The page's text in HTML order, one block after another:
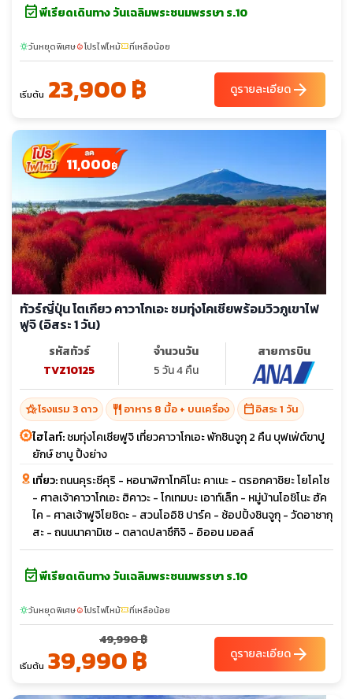
event_availableพีเรียดเดินทาง วันเฉลิมพระชนมพรรษา ร.10
sunnyวันหยุดพิเศษlocal_fire_departmentโปรไฟไหม้confirmation_numberที่เหลือน้อย
เริ่มต้น 23,900 ฿ ดูรายละเอียดarrow_forward
11,000฿
ทัวร์ญี่ปุ่น โตเกียว คาวาโกเอะ ชมทุ่งโคเชียพร้อมวิวภูเขาไฟ
ฟูจิ (อิสระ 1 วัน)
รหัสทัวร์
TVZ10125
จำนวนวัน
5 วัน 4 คืน
สายการบิน
hotel_classโรงแรม 3 ดาว restaurant อาหาร 8 มื้อ + บนเครื่อง calendar_todayอิสระ 1 วัน
ไฮไลท์:ชมทุ่งโคเชียฟูจิ เที่ยวคาวาโกเอะ พักชินจูกุ 2 คืน บุฟเฟ่ต์ขาปู
ยักษ์ ชาบู ปิ้งย่าง
เที่ยว:ถนนคุระซีคุริ - หอนาฬิกาโทคิโนะ คาเนะ - ตรอกคาชิยะ โยโคโซ
- ศาลเจ้าคาวาโกเอะ ฮิคาวะ - โกเทมบะ เอาท์เล็ท - หมู่บ้านโอชิโนะ ฮัค
ไค - ศาลเจ้าฟูจิโยชิดะ - สวนโออิชิ ปาร์ค - ช้อปปิ้งชินจูกุ - วัดอาซากุ
สะ - ถนนนาคามิเซ - ตลาดปลาซึกิจิ - อิออน มอลล์
event_availableพีเรียดเดินทาง วันเฉลิมพระชนมพรรษา ร.10
sunnyวันหยุดพิเศษlocal_fire_departmentโปรไฟไหม้confirmation_numberที่เหลือน้อย
เริ่มต้น
49,990 ฿
39,990 ฿ ดูรายละเอียดarrow_forward